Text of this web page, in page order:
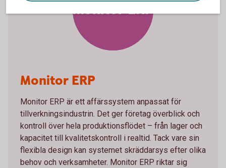
Monitor ERP
Monitor ERP
Monitor ERP är ett affärssystem anpassat för
tillverkningsindustrin. Det ger företag överblick och
kontroll över hela produktionsflödet – från lager och
kapacitet till kvalitetskontroll i realtid. Tack vare sin
flexibla design kan systemet skräddarsys efter olika
behov och verksamheter. Monitor ERP riktar sig